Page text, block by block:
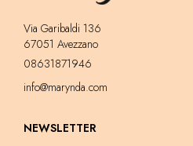
Via Garibaldi 136
67051 Avezzano
08631871946
info@marynda.com
NEWSLETTER